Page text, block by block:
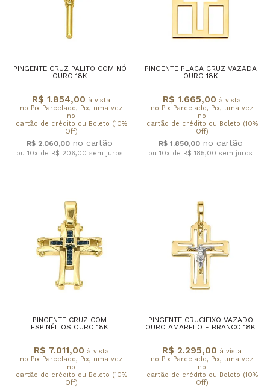
PINGENTE CRUZ PALITO COM NÓ
OURO 18K
R$ 1.854,00 à vista
no Pix Parcelado, Pix, uma vez
no
cartão de crédito ou Boleto (10%
Off)
R$ 2.060,00
ou 10x de R$ 206,00 sem juros
PINGENTE PLACA CRUZ VAZADA
OURO 18K
R$ 1.665,00 à vista
no Pix Parcelado, Pix, uma vez
no
cartão de crédito ou Boleto (10%
Off)
R$ 1.850,00
ou 10x de R$ 185,00 sem juros
PINGENTE CRUZ COM
ESPINÉLIOS OURO 18K
R$ 7.011,00 à vista
no Pix Parcelado, Pix, uma vez
no
cartão de crédito ou Boleto (10%
Off)
PINGENTE CRUCIFIXO VAZADO
OURO AMARELO E BRANCO 18K
R$ 2.295,00 à vista
no Pix Parcelado, Pix, uma vez
no
cartão de crédito ou Boleto (10%
Off)